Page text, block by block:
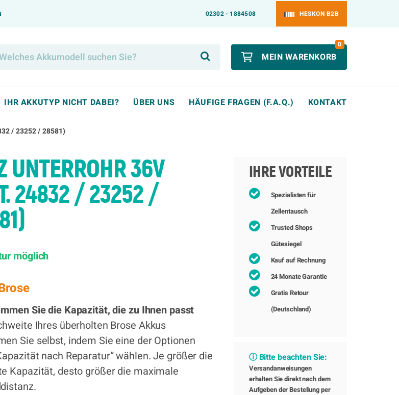
02302 - 1884508 HESKON B2B
MEIN WARENKORB
0
IHR AKKUTYP NICHT DABEI? ÜBER UNS HÄUFIGE FRAGEN (F.A.Q.) KONTAKT
/ 23252 / 28581)
UNTERROHR 36V
24832 / 23252 /
möglich
Sie die Kapazität, die zu Ihnen passt
Ihres überholten Brose Akkus
Sie selbst, indem Sie eine der Optionen
nach Reparatur“ wählen. Je größer die
Kapazität, desto größer die maximale
IHRE VORTEILE
Spezialisten für
Zellentausch
Trusted Shops
Gütesiegel
Kauf auf Rechnung
24 Monate Garantie
Gratis Retour
(Deutschland)
ⓘ Bitte beachten Sie:
Versandanweisungen
erhalten Sie direkt nach dem
Aufgeben der Bestellung per